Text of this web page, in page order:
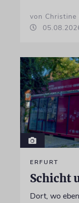
von
ERFURT
Schicht
Dort, wo